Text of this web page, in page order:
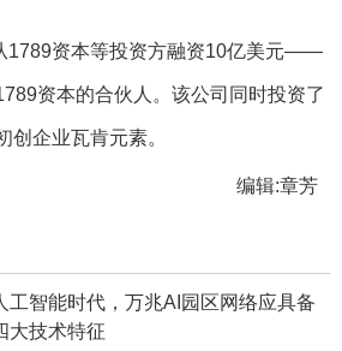
1789资本等投资方融资10亿美元——
资本的合伙人。该公司同时投资了
创企业瓦肯元素。
编辑:章芳
工智能时代，万兆AI园区网络应具备
大技术特征